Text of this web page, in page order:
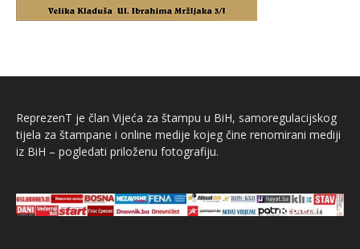
ReprezenT je član Vijeća za štampu u BiH, samoregulacijskog
tijela za štampane i online medije kojeg čine renomirani mediji
iz BiH – pogledati priloženu fotografiju.